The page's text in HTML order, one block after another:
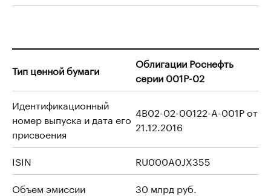
Тип ценной бумаги
Облигации Роснефть
серии 001P-02
Идентификационный
номер выпуска и дата его
присвоения
4B02-02-00122-A-001P от
21.12.2016
ISIN
RU000A0JX355
Объем эмиссии
30 млрд руб.